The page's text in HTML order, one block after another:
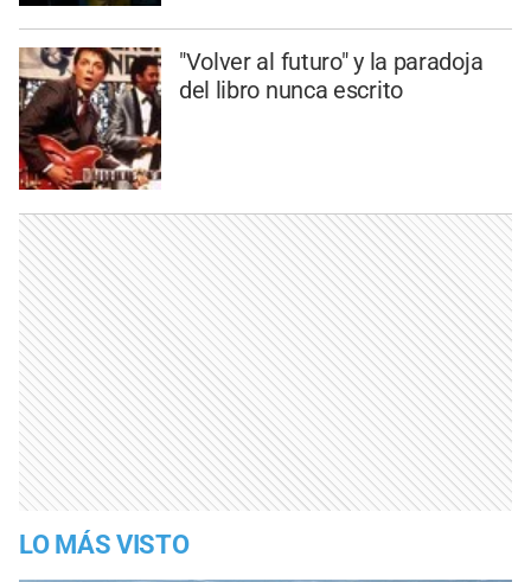
"Volver al futuro" y la paradoja
del libro nunca escrito
LO MÁS VISTO